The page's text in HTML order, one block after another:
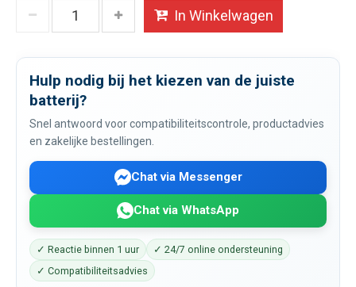
In Winkelwagen
Hulp nodig bij het kiezen van de juiste
batterij?
Snel antwoord voor compatibiliteitscontrole, productadvies
en zakelijke bestellingen.
Chat via Messenger
Chat via WhatsApp
✓ Reactie binnen 1 uur
✓ 24/7 online ondersteuning
✓ Compatibiliteitsadvies